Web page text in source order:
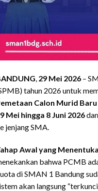
, 29 Mei 2026 –
tahun 2026 untuk
Calon Murid Baru
Mei hingga 8 Juni 2026
jenjang SMA.
Awal yang
bahwa PCMB
di SMAN 1 Bandung
akan langsung